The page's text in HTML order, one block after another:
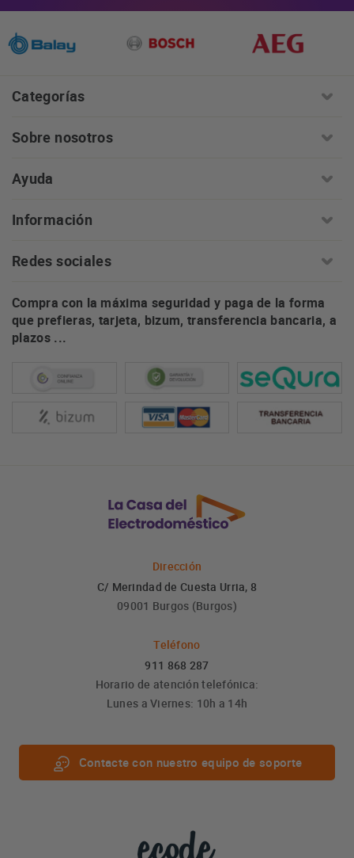
Categorías
Sobre nosotros
Ayuda
Información
Redes sociales
Compra con la máxima seguridad y paga de la forma
que prefieras, tarjeta, bizum, transferencia bancaria, a
plazos ...
Dirección
C/ Merindad de Cuesta Urria, 8
09001 Burgos (Burgos)
Teléfono
911 868 287
Horario de atención telefónica:
Lunes a Viernes: 10h a 14h
Contacte con nuestro equipo de soporte